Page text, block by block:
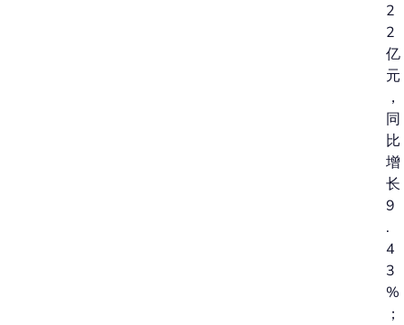
2
2
亿
元
，
同
比
增
长
9
.
4
3
%
；